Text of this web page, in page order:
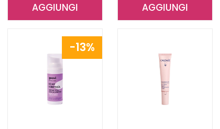
AGGIUNGIAGGIUNGI GOOVI
OCCHI
DEPUFF AL
CARRELLO
AGGIUNGIAGGIUNGI
BIOPEPTIDI
CARRELLO
13%